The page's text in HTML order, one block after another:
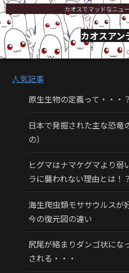
カオスでマッドなニュ
カオスアン
人気記事
原生生物の定義って・・・
日本で発掘された主な恐竜
の）
ヒグマはナマケグマより弱
ラに襲われない理由とは！？
海生爬虫類モササウルス
今の復元図の違い
尻尾が絡まりダンゴ状にな
される・・・